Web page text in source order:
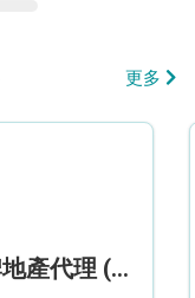
更多
全職/兼職持牌營業員/持牌地產代理 (長沙灣/將軍澳/油塘)